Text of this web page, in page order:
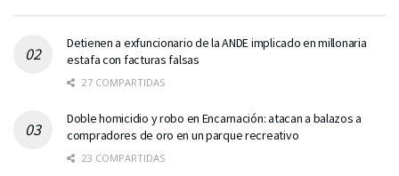
Detienen a exfuncionario de la ANDE implicado en millonaria
estafa con facturas falsas
27 COMPARTIDAS
Doble homicidio y robo en Encarnación: atacan a balazos a
compradores de oro en un parque recreativo
23 COMPARTIDAS